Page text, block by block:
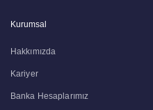
Kurumsal
Hakkımızda
Kariyer
Banka Hesaplarımız